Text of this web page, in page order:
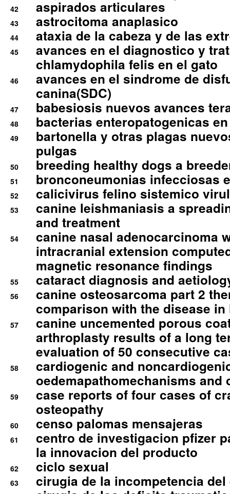
42 aspirados articulares
43 astrocitoma anaplasico
44 ataxia de la cabeza y de las
45
avances en el diagnostico y
chlamydophila felis en el gato
46
avances en el sindrome de
canina(SDC)
47 babesiosis nuevos avances
48 bacterias enteropatogenicas
49
bartonella y otras plagas
pulgas
50 breeding healthy dogs a
51 bronconeumonias infecciosas
52 calicivirus felino sistemico
53
canine leishmaniasis a
and treatment
54
canine nasal adenocarcinoma
intracranial extension
magnetic resonance findings
55 cataract diagnosis and
56
canine osteosarcoma part 2
comparison with the disease in
57
canine uncemented porous
arthroplasty results of a long
evaluation of 50 consecutive
58
cardiogenic and
oedemapathomechanisms and
59
case reports of four cases of
osteopathy
60 censo palomas mensajeras
61
centro de investigacion pfizer
la innovacion del producto
62 ciclo sexual
63 cirugia de la incompetencia